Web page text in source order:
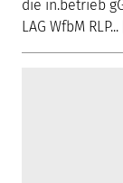
die in.betrieb
LAG WfbM RLP...